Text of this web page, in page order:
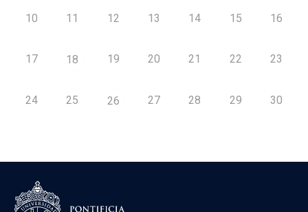
10 11 12 13 14 15 16
17 18 19 20 21 22 23
24 25 26 27 28 29 30